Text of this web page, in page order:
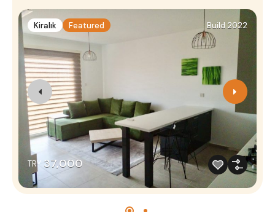
Kiralık Featured Build 2022
TRY 37,000